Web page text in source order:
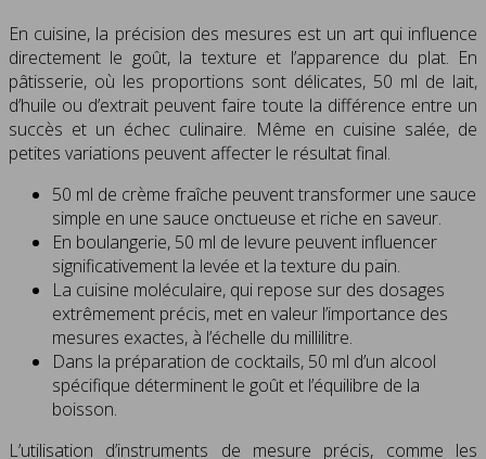
En cuisine, la précision des mesures est un art qui influence
directement le goût, la texture et l’apparence du plat. En
pâtisserie, où les proportions sont délicates, 50 ml de lait,
d’huile ou d’extrait peuvent faire toute la différence entre un
succès et un échec culinaire. Même en cuisine salée, de
petites variations peuvent affecter le résultat final.
50 ml de crème fraîche peuvent transformer une sauce
simple en une sauce onctueuse et riche en saveur.
En boulangerie, 50 ml de levure peuvent influencer
significativement la levée et la texture du pain.
La cuisine moléculaire, qui repose sur des dosages
extrêmement précis, met en valeur l’importance des
mesures exactes, à l’échelle du millilitre.
Dans la préparation de cocktails, 50 ml d’un alcool
spécifique déterminent le goût et l’équilibre de la
boisson.
L’utilisation d’instruments de mesure précis, comme les